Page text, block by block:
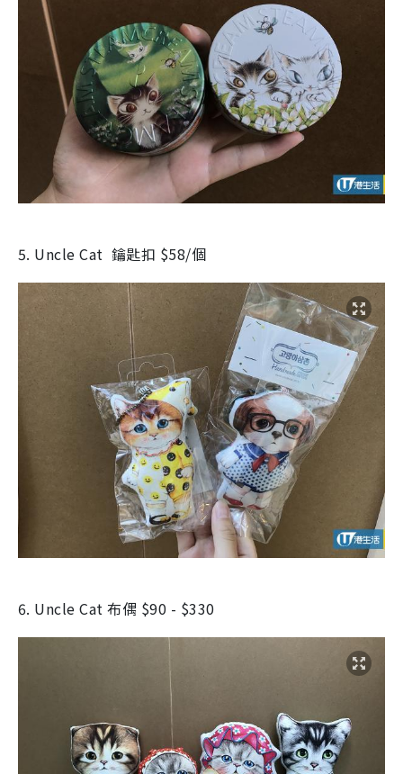
5. Uncle Cat 鑰匙扣 $58/個
6. Uncle Cat 布偶 $90 - $330